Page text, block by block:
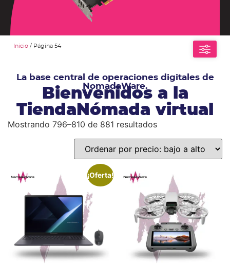
Inicio / Página 54
La base central de operaciones digitales de
NomadaWare.
Bienvenidos a la
TiendaNómada virtual
Mostrando 796–810 de 881 resultados
¡Oferta!